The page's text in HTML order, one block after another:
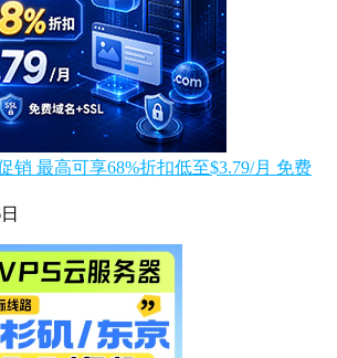
销 最高可享68%折扣低至$3.79/月 免费